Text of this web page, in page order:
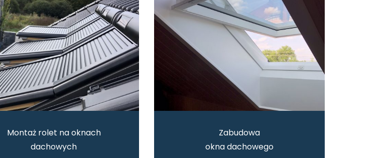
Montaż rolet na oknach
dachowych
Zabudowa
okna dachowego